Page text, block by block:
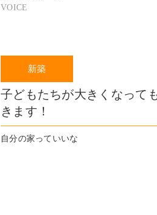
VOICE
子どもたちが大きくなって
きます！
自分の家っていいな